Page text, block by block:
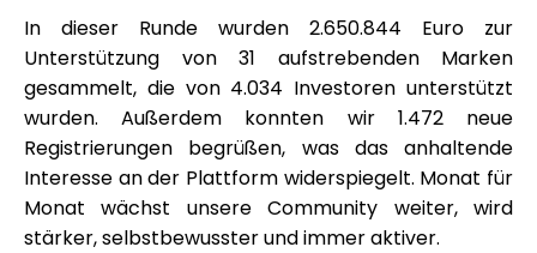
Kontaktieren Sie uns
Hilfe
In dieser Runde wurden 2.650.844 Euro zur
Unterstützung von 31 aufstrebenden Marken
gesammelt, die von 4.034 Investoren unterstützt
wurden. Außerdem konnten wir 1.472 neue
Registrierungen begrüßen, was das anhaltende
Interesse an der Plattform widerspiegelt. Monat für
Monat wächst unsere Community weiter, wird
stärker, selbstbewusster und immer aktiver.